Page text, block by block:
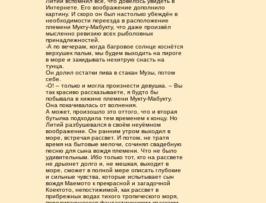
Интернете. Его воображение дополнило
картину. И скоро он был настолько убеждён в
необходимости переезда в расположение
племени Мукту-Мабукту, что даже произвёл
мысленно ревизию всех рыболовных
принадлежностей.
-А по вечерам, когда багровое солнце коснётся
верхушек пальм, мы будем выходить на пироге
в море и закидывать нехитрую снасть на
тунца.
Он долил остатки пива в стакан Музы, потом
себе.
-О! – только и могла произнести девушка. – Вы
так красиво рассказываете, я будто бы
побывала в хижине племени Мукту-Мабукту.
Она покачивалась от волнения.
А может, произошло это оттого, что и вторая
бутылка подходила тем временем к концу. Но
Литий разбушевался в своём неуёмном
воображении. Он ранним утром выходил в
море, встречая рассвет. И потом, не тратя
время на бытовые мелочи, сочинял свадебную
песню для сына вождя племени. Что не было
удивительным. Ибо только тот, кто на рассвете
не дрыхнет долго и, не мешкая, выходит в
море, сможет в полной мере описать глубокие
и сильные чувства, которые испытывает сын
вождя Маемото к прекрасной и загадочной
Коектото, непостижимой, как рассвет в
прибрежных водах тихого тропического моря,